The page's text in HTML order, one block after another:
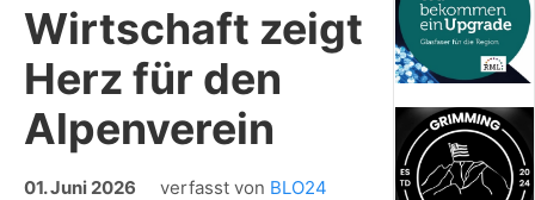
Wirtschaft zeigt
Herz für den
Alpenverein
01. Juni 2026 verfasst von BLO24